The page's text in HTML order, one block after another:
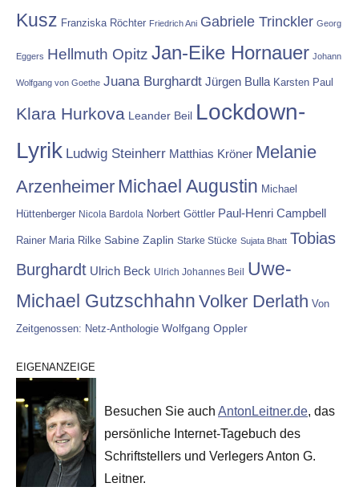
Kusz Franziska Röchter Friedrich Ani Gabriele Trinckler Georg
Eggers Hellmuth Opitz Jan-Eike Hornauer Johann
Wolfgang von Goethe Juana Burghardt Jürgen Bulla Karsten Paul
Klara Hurkova Leander Beil Lockdown-
Lyrik Ludwig Steinherr Matthias Kröner Melanie
Arzenheimer Michael Augustin Michael
Hüttenberger Nicola Bardola Norbert Göttler Paul-Henri Campbell
Rainer Maria Rilke Sabine Zaplin Starke Stücke Sujata Bhatt Tobias
Burghardt Ulrich Beck Ulrich Johannes Beil Uwe-
Michael Gutzschhahn Volker Derlath Von
Zeitgenossen: Netz-Anthologie Wolfgang Oppler
EIGENANZEIGE
Besuchen Sie auch AntonLeitner.de, das
persönliche Internet-Tagebuch des
Schriftstellers und Verlegers Anton G.
Leitner.